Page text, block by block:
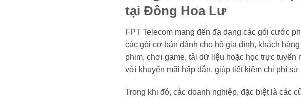
tại Đông Hoa Lư
FPT Telecom mang đến đa dạng các gói cước
các gói cơ bản dành cho hộ gia đình, khách
phim, chơi game, tải dữ liệu hoặc học trực
với khuyến mãi hấp dẫn, giúp tiết kiệm chi phí sử
Trong khi đó, các doanh nghiệp, đặc biệt là các